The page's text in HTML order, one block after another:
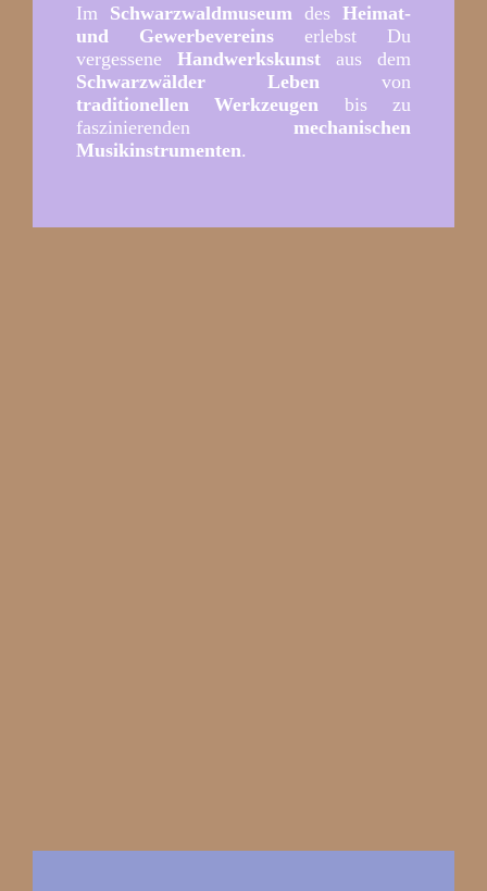
Im Schwarzwaldmuseum desHeimat-
und Gewerbevereins erlebst Du
vergessene Handwerkskunst aus dem
Schwarzwälder Leben von
traditionellen Werkzeugen bis zu
faszinierendenmechanischen
Musikinstrumenten.